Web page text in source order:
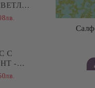
Х
С
-